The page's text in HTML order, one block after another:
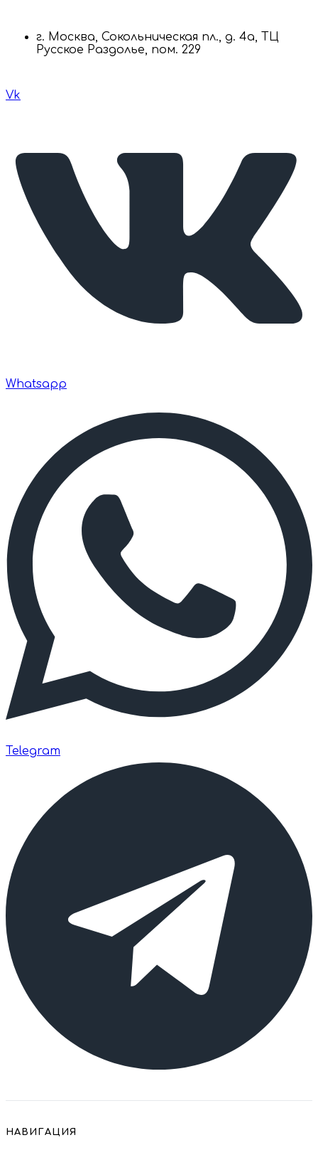
г. Москва, Сокольническая пл., д. 4а, ТЦ
Русское Раздолье, пом. 229
Vk
Whatsapp
Telegram
НАВИГАЦИЯ